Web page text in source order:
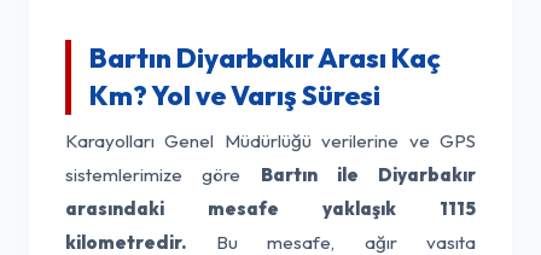
Bartın Diyarbakır Arası Kaç
Km? Yol ve Varış Süresi
Karayolları Genel Müdürlüğü verilerine ve GPS
sistemlerimize göre Bartın ile Diyarbakır
arasındaki mesafe yaklaşık 1115
kilometredir. Bu mesafe, ağır vasıta